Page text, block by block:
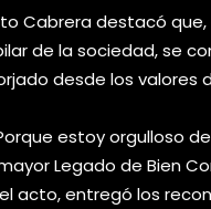
Cabrera destacó
de la sociedad, se
desde los valores
estoy orgulloso
Legado de Bien
acto, entregó los